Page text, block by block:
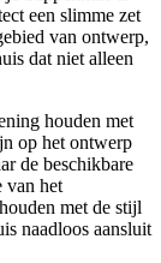
een slimme zet
van ontwerp,
dat niet alleen
houden met
op het ontwerp
de beschikbare
van het
met de stijl
naadloos aansluit